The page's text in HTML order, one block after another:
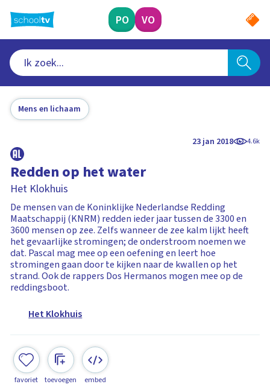
naar
hoofdinhoud
PO VO
Mens en lichaam
23 jan 2018 4.6k
Redden op het water
Het Klokhuis
De mensen van de Koninklijke Nederlandse Redding
Maatschappij (KNRM) redden ieder jaar tussen de 3300 en
3600 mensen op zee. Zelfs wanneer de zee kalm lijkt heeft
het gevaarlijke stromingen; de onderstroom noemen we
dat. Pascal mag mee op een oefening en leert hoe
stromingen gaan door te kijken naar de kwallen op het
strand. Ook de rappers Dos Hermanos mogen mee op de
reddingsboot.
Het Klokhuis
favoriet toevoegen embed